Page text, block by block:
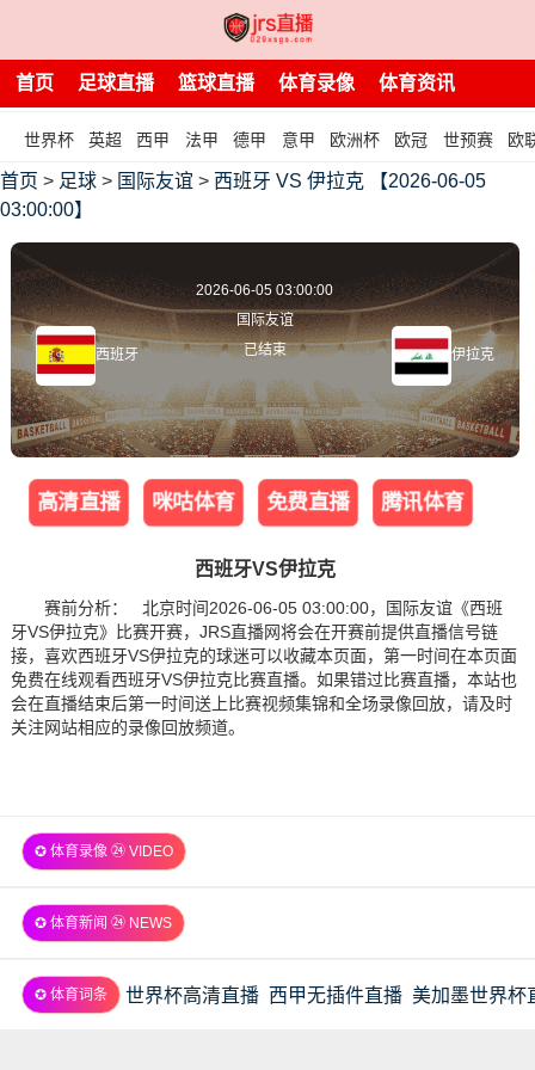
首页 足球直播 篮球直播 体育录像 体育资讯
世界杯 英超 西甲 法甲 德甲 意甲 欧洲杯 欧冠 世预赛 欧
首页 > 足球 > 国际友谊 > 西班牙 VS 伊拉克 【2026-06-05
03:00:00】
西班牙
2026-06-05 03:00:00
国际友谊
已结束
伊拉克
高清直播 咪咕体育 免费直播 腾讯体育
西班牙VS伊拉克
赛前分析： 北京时间2026-06-05 03:00:00，国际友谊《西班
牙VS伊拉克》比赛开赛，JRS直播网将会在开赛前提供直播信号链
接，喜欢西班牙VS伊拉克的球迷可以收藏本页面，第一时间在本页面
免费在线观看西班牙VS伊拉克比赛直播。如果错过比赛直播，本站也
会在直播结束后第一时间送上比赛视频集锦和全场录像回放，请及时
关注网站相应的录像回放频道。
✪ 体育录像 ㉔ VIDEO
✪ 体育新闻 ㉔ NEWS
✪ 体育词条 世界杯高清直播 西甲无插件直播 美加墨世界杯